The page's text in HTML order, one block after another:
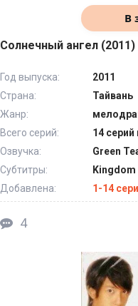
В
Солнечный ангел (2011)
Год выпуска:
2011
Страна:
Тайвань
Жанр:
Всего серий:
14 серий
Озвучка:
Green
Субтитры:
Добавлена:
1-14
4